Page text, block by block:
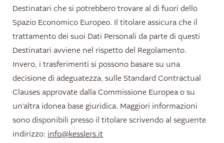
Destinatari che si potrebbero trovare al di fuori dello
Spazio Economico Europeo. Il titolare assicura che il
trattamento dei suoi Dati Personali da parte di questi
Destinatari avviene nel rispetto del Regolamento.
Invero, i trasferimenti si possono basare su una
decisione di adeguatezza, sulle Standard Contractual
Clauses approvate dalla Commissione Europea o su
un’altra idonea base giuridica. Maggiori informazioni
sono disponibili presso il titolare scrivendo al seguente
indirizzo: info@kesslers.it